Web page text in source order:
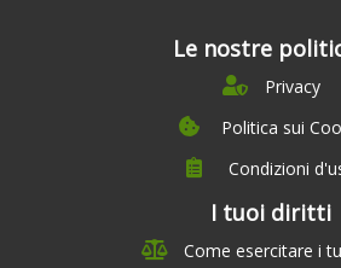
Le nostre
Privacy
Politica sui
Condizioni
I tuoi diritti
Come esercitare i